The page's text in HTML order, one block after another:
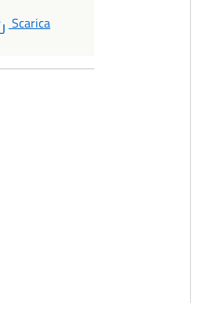
PDF
Scarica